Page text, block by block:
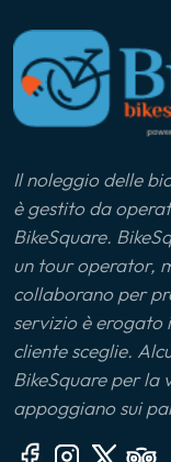
Il noleggio delle
è gestito da
BikeSquare.
un tour operator,
collaborano per
servizio è erogato
cliente sceglie.
BikeSquare per la
appoggiano sui